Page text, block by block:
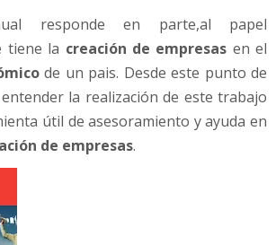
responde en parte,al papel
tiene la creación de empresas en el
de un pais. Desde este punto de
la realización de este trabajo
útil de asesoramiento y ayuda en
de empresas.